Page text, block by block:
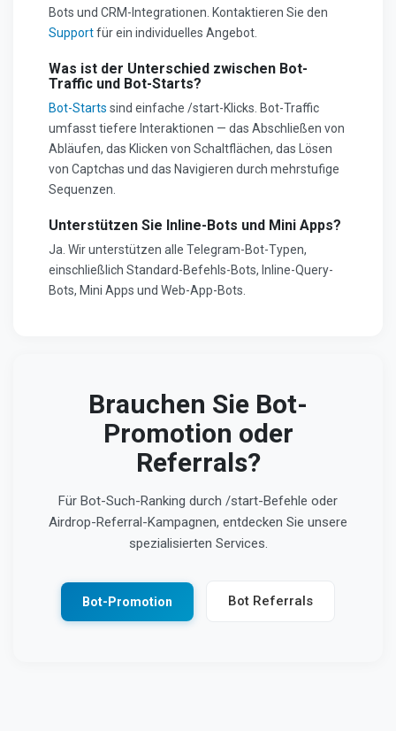
Bots und CRM-Integrationen. Kontaktieren Sie den
Supportfür ein individuelles Angebot.
Was ist der Unterschied zwischen Bot-
Traffic und Bot-Starts?
Bot-Starts sind einfache /start-Klicks. Bot-Traffic
umfasst tiefere Interaktionen — das Abschließen von
Abläufen, das Klicken von Schaltflächen, das Lösen
von Captchas und das Navigieren durch mehrstufige
Sequenzen.
Unterstützen Sie Inline-Bots und Mini Apps?
Ja. Wir unterstützen alle Telegram-Bot-Typen,
einschließlich Standard-Befehls-Bots, Inline-Query-
Bots, Mini Apps und Web-App-Bots.
Brauchen Sie Bot-
Promotion oder
Referrals?
Für Bot-Such-Ranking durch /start-Befehle oder
Airdrop-Referral-Kampagnen, entdecken Sie unsere
spezialisierten Services.
Bot-Promotion Bot Referrals